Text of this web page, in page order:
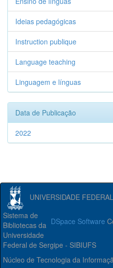
Ideias pedagógicas
Instruction publique
Language teaching
Linguagem e línguas
Data de Publicação
2022
UNIVERSIDADE
DSpace Software
Sistema de
Bibliotecas da
Universidade
Federal de Sergipe - SIBIUFS
Núcleo de Tecnologia da